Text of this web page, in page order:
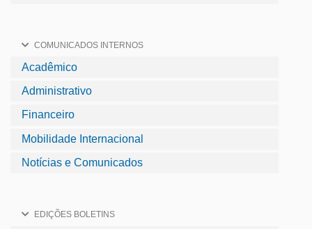
COMUNICADOS INTERNOS
Acadêmico
Administrativo
Financeiro
Mobilidade Internacional
Notícias e Comunicados
EDIÇÕES BOLETINS